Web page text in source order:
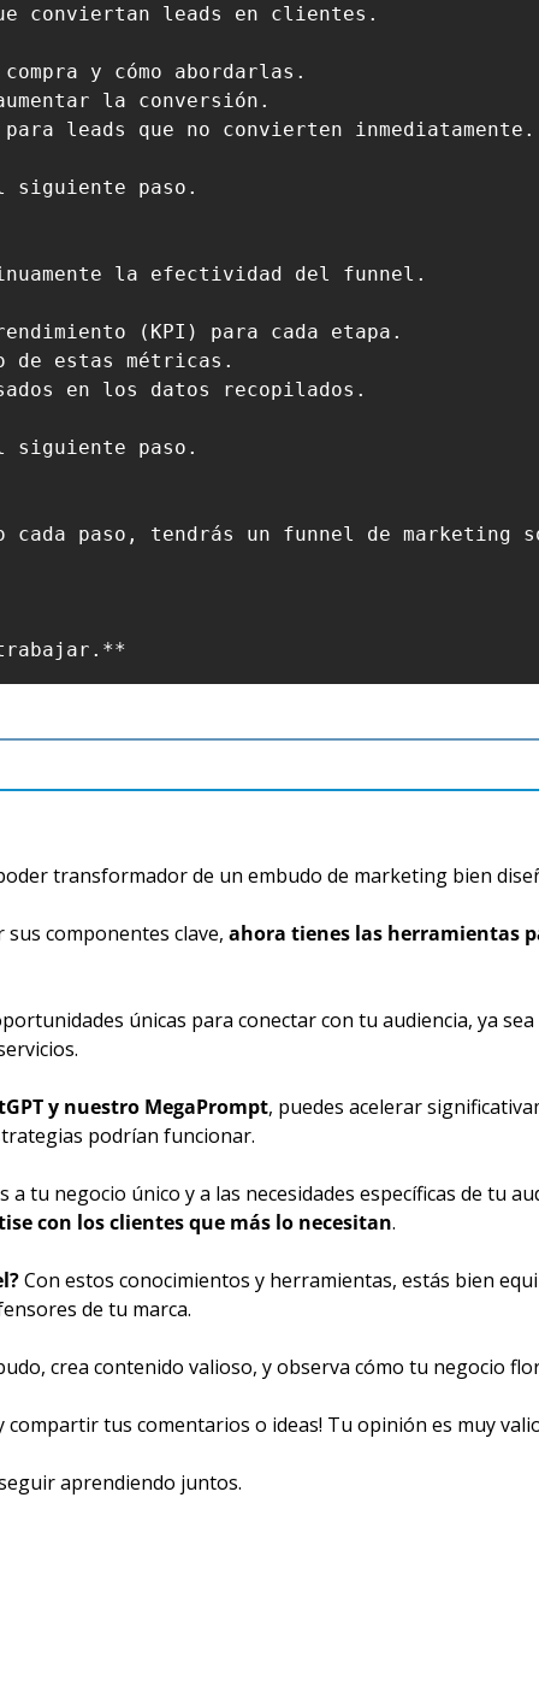
conviertan leads en clientes.
y cómo abordarlas.
la conversión.
leads que no convierten inmediatamente.
siguiente paso.
la efectividad del funnel.
(KPI) para cada etapa.
de estas métricas.
en los datos recopilados.
siguiente paso.
cada paso, tendrás un funnel de
transformador de un embudo de marketing bien
componentes clave, ahora tienes las herramientas
únicas para conectar con tu audiencia, ya
y nuestro MegaPrompt, puedes acelerar
podrían funcionar.
tu negocio único y a las necesidades específicas de tu
con los clientes que más lo necesitan.
Con estos conocimientos y herramientas, estás bien
de tu marca.
crea contenido valioso, y observa cómo tu negocio
compartir tus comentarios o ideas! Tu opinión es muy
aprendiendo juntos.